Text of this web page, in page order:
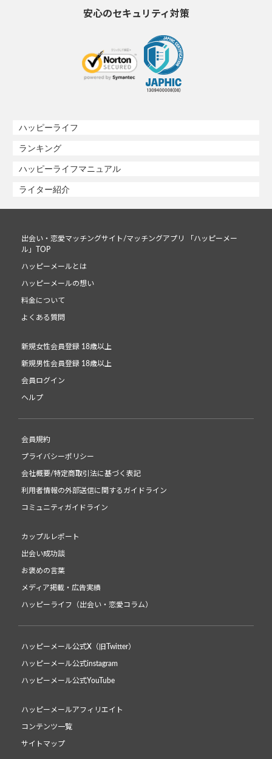
安心のセキュリティ対策
ハッピーライフ
ランキング
ハッピーライフマニュアル
ライター紹介
出会い・恋愛マッチングサイト/マッチングアプリ 「ハッピーメー
ル」TOP
ハッピーメールとは
ハッピーメールの想い
料金について
よくある質問
新規女性会員登録 18歳以上
新規男性会員登録 18歳以上
会員ログイン
ヘルプ
会員規約
プライバシーポリシー
会社概要/特定商取引法に基づく表記
利用者情報の外部送信に関するガイドライン
コミュニティガイドライン
カップルレポート
出会い成功談
お褒めの言葉
メディア掲載・広告実績
ハッピーライフ（出会い・恋愛コラム）
ハッピーメール公式X（旧Twitter）
ハッピーメール公式instagram
ハッピーメール公式YouTube
ハッピーメールアフィリエイト
コンテンツ一覧
サイトマップ